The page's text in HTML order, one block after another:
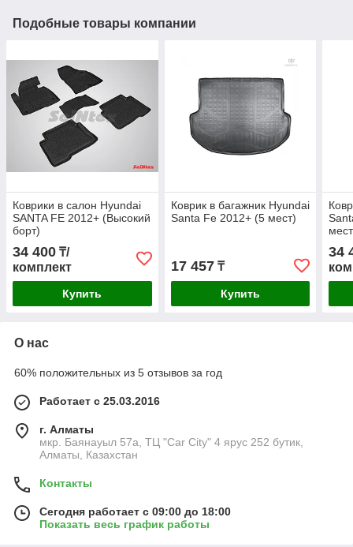
Подобные товары компании
Коврики в салон Hyundai
SANTA FE 2012+ (Высокий
борт)
34 400 ₸/
комплект
Купить
Коврик в багажник Hyundai
Santa Fe 2012+ (5 мест)
17 457₸
Купить
34
О нас
60% положительных из 5 отзывов за год
Работает с 25.03.2016
г. Алматы
мкр. Баянауыл 57а, ТЦ "Car Сity" 4 ярус 252 бутик,
Алматы, Казахстан
Контакты
Сегодня работает с 09:00 до 18:00
Показать весь график работы